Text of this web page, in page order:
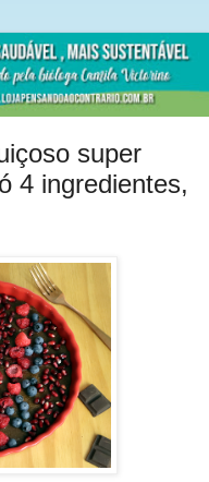
super
4 ingredientes,